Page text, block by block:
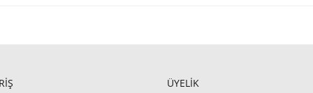
ÜYELİK